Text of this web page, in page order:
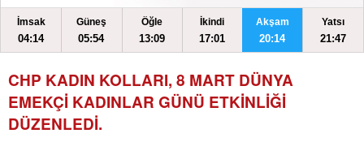
İmsak
04:14
Güneş
05:54
Öğle
13:09
İkindi
17:01
Akşam
20:14
Yatsı
21:47
CHP KADIN KOLLARI, 8 MART DÜNYA
EMEKÇİ KADINLAR GÜNÜ ETKİNLİĞİ
DÜZENLEDİ.